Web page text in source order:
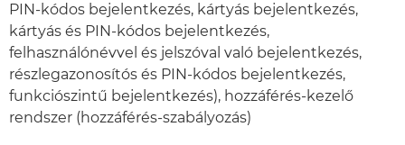
PIN-kódos bejelentkezés, kártyás bejelentkezés,
kártyás és PIN-kódos bejelentkezés,
felhasználónévvel és jelszóval való bejelentkezés,
részlegazonosítós és PIN-kódos bejelentkezés,
funkciószintű bejelentkezés), hozzáférés-kezelő
rendszer (hozzáférés-szabályozás)